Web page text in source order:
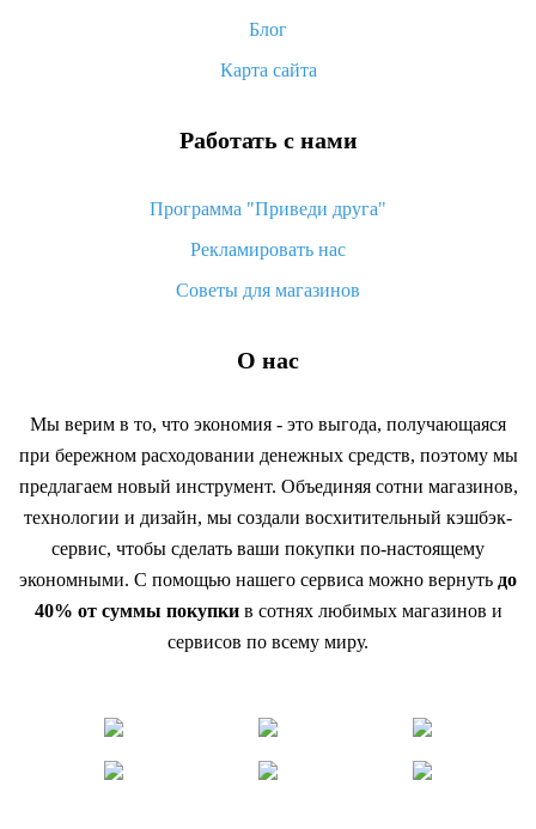
возврата денег
Блог
Карта сайта
Работать с нами
Программа "Приведи друга"
Рекламировать нас
Советы для магазинов
О нас
Мы верим в то, что экономия - это выгода, получающаяся
при бережном расходовании денежных средств, поэтому мы
предлагаем новый инструмент. Объединяя сотни магазинов,
технологии и дизайн, мы создали восхитительный кэшбэк-
сервис, чтобы сделать ваши покупки по-настоящему
экономными. С помощью нашего сервиса можно вернуть до
40% от суммы покупкив сотнях любимых магазинов и
сервисов по всему миру.